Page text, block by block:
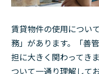
賃貸物件の使用につい
務」があります。「善
担に大きく関わってき
ついて一通り理解して